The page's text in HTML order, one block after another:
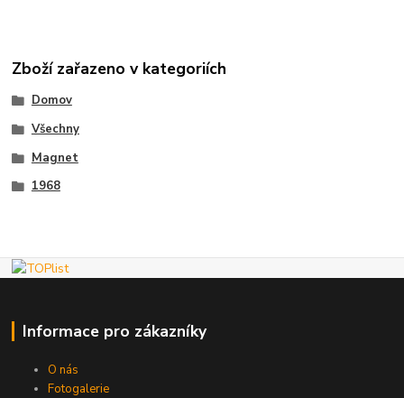
Zboží zařazeno v kategoriích
Domov
Všechny
Magnet
1968
Informace pro zákazníky
O nás
Fotogalerie